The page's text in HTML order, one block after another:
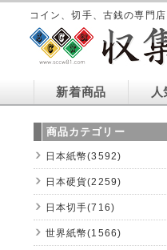
コイン、切手、古銭の専門
新着商品
商品カテゴリー
日本紙幣(3592)
日本硬貨(2259)
日本切手(716)
世界紙幣(1566)